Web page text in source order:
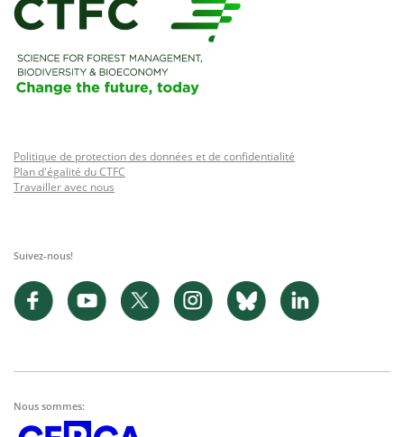
Politique de protection des données et de confidentialité
Plan d'égalité du CTFC
Travailler avec nous
Suivez-nous!
Nous sommes: